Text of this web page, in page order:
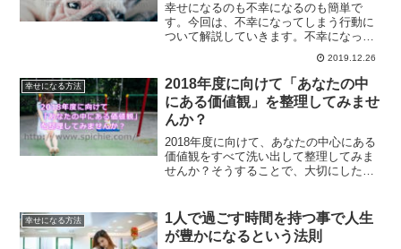
幸せになるのも不幸になるのも簡単で
す。今回は、不幸になってしまう行動に
ついて解説していきます。不幸になって
しまうのには理由があるからです。自ら
不幸を作るのをやめて幸せな人生を送り
ませんか？
2019.12.26
幸せになる方法
2018年度に向けて「あなたの中
にある価値観」を整理してみませ
んか？
2018年度に向けて、あなたの中心にある
価値観をすべて洗い出して整理してみま
せんか？そうすることで、大切にしたい
幸せになる方法
1人で過ごす時間を持つ事で人生
が豊かになるという法則